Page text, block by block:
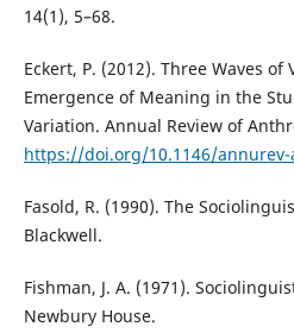
14(1), 5–68.
Eckert, P. (2012). Three Waves
Emergence of Meaning in the
Variation. Annual Review of
https://doi.org/10.1146/annurev-
Fasold, R. (1990). The
Blackwell.
Fishman, J. A. (1971).
Newbury House.